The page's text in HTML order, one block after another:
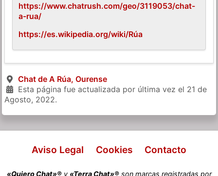
https://www.chatrush.com/geo/3119053/chat-
a-rua/
https://es.wikipedia.org/wiki/Rúa
Chat de A Rúa, Ourense
Esta página fue actualizada por última vez el 21 de
Agosto, 2022.
Aviso Legal Cookies Contacto
«Quiero Chat»®y «Terra Chat»®son marcas registradas por